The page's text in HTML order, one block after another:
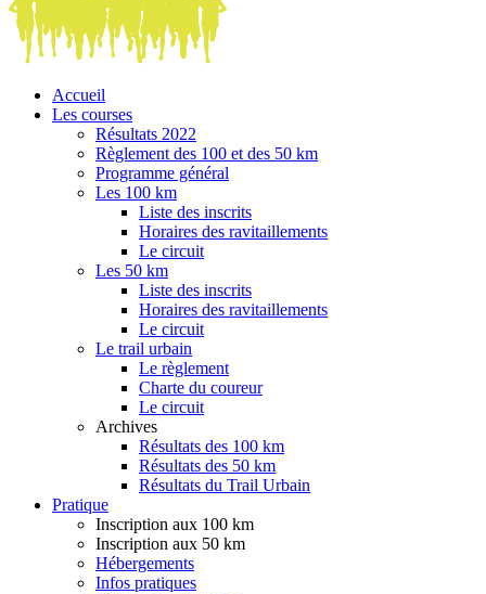
Accueil
Les courses
Résultats 2022
Règlement des 100 et des 50 km
Programme général
Les 100 km
Liste des inscrits
Horaires des ravitaillements
Le circuit
Les 50 km
Liste des inscrits
Horaires des ravitaillements
Le circuit
Le trail urbain
Le règlement
Charte du coureur
Le circuit
Archives
Résultats des 100 km
Résultats des 50 km
Résultats du Trail Urbain
Pratique
Inscription aux 100 km
Inscription aux 50 km
Hébergements
Infos pratiques